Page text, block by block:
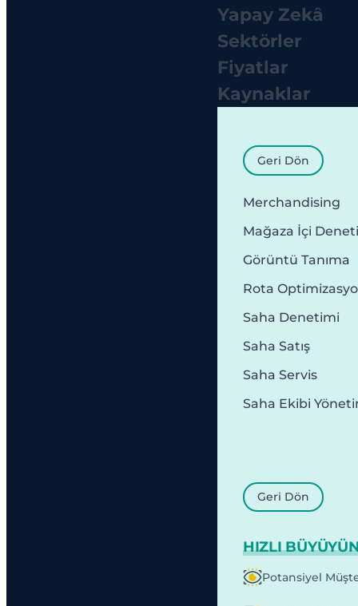
Yapay Zekâ
Sektörler
Fiyatlar
Kaynaklar
Geri Dön
Merchandising
Mağaza İçi
Görüntü Tanıma
Rota
Saha Denetimi
Saha Satış
Saha Servis
Saha Ekibi
Geri Dön
HIZLI
Potansiyel